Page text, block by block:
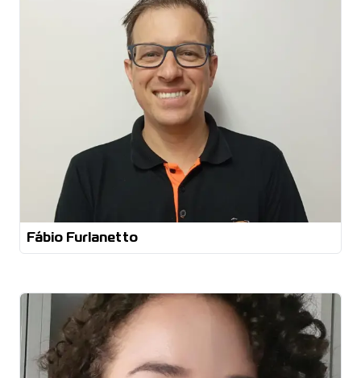
Fábio Furlanetto
Auditoria Interna
ECB